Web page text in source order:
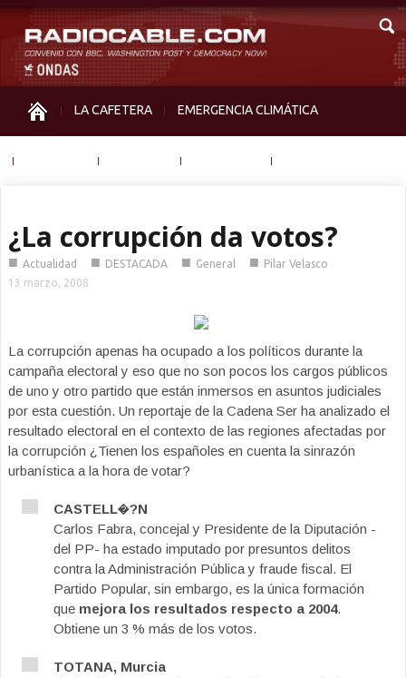
LA CAFETERA EMERGENCIA CLIMÁTICA
¿La corrupción da votos?
■ Actualidad ■ DESTACADA ■ General ■ Pilar Velasco
13 marzo, 2008
La corrupción apenas ha ocupado a los políticos durante la
campaña electoral y eso que no son pocos los cargos públicos
de uno y otro partido que están inmersos en asuntos judiciales
por esta cuestión. Un reportaje de la Cadena Ser ha analizado el
resultado electoral en el contexto de las regiones afectadas por
la corrupción ¿Tienen los españoles en cuenta la sinrazón
urbanística a la hora de votar?
CASTELL�?N
Carlos Fabra, concejal y Presidente de la Diputación -
del PP- ha estado imputado por presuntos delitos
contra la Administración Pública y fraude fiscal. El
Partido Popular, sin embargo, es la única formación
que mejora los resultados respecto a 2004.
Obtiene un 3 % más de los votos.
TOTANA, Murcia